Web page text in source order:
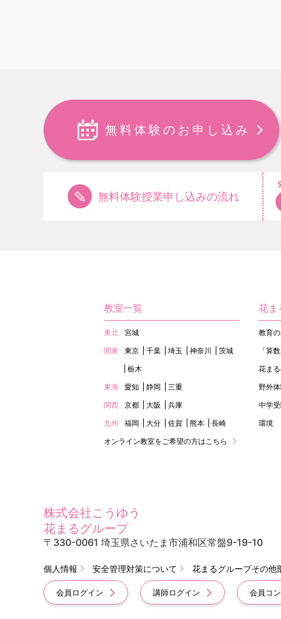
無料体験のお申し込み
無料体験授業申し込みの流れ
教室一覧
東北
宮城
関東
東京 千葉 埼玉 神奈川
茨城
栃木
東海
愛知 静岡
三重
関西
京都 大阪
兵庫
九州
福岡 大分 佐賀 熊本
長崎
オンライン教室をご希望の方はこちら
花ま
教育
「算
花ま
野外
中学
環境
株式会社こうゆう
花まるグループ
〒330-0061 埼玉県さいたま市浦和区常盤9-19-10
個人情報 安全管理対策について 花まるグループその他
会員ログイン 講師ログイン 会員コ